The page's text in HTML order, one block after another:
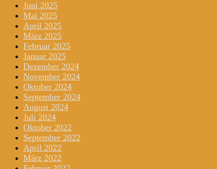
Juni 2025
Mai 2025
April 2025
März 2025
Februar 2025
Januar 2025
Dezember 2024
November 2024
Oktober 2024
September 2024
August 2024
Juli 2024
Oktober 2022
September 2022
April 2022
März 2022